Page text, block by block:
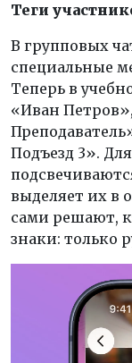
Теги
В групповых
специальные
Теперь в
«Иван
Подъезд 3».
выделяет их в
сами решают,
знаки: только